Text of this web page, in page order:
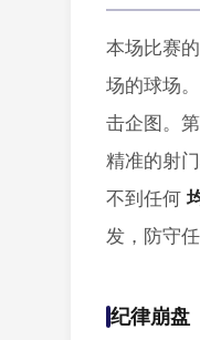
本场比赛的
场的球场
击企图。
精准的射
不到任何
发，防守
纪律崩盘